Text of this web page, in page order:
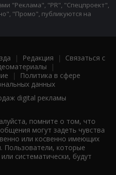
"Реклама", "PR", "Спецпроект",
"Промо", публикуются на
| Редакция | Связаться с
|
|
Политика в сфере
данных
digital рекламы
помните о том, что
могут задеть чувства
или косвенно имеющих
Пользователи, которые
систематически, будут